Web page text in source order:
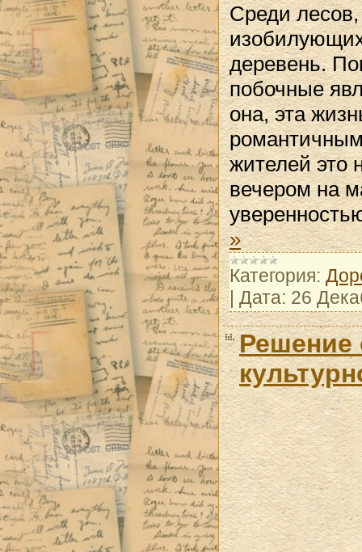
Среди
деревень.
побочные
она, эта
жителей это
вечером на
»
Категория:
| Дата: 26
Решение